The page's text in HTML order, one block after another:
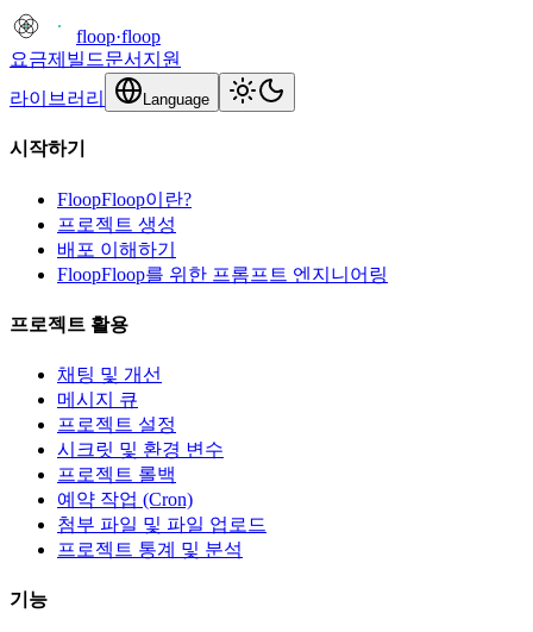
floop·floop
요금제 빌드문서 지원
라이브러리
Language
시작하기
FloopFloop이란?
프로젝트 생성
배포 이해하기
FloopFloop를 위한 프롬프트 엔지니어링
프로젝트 활용
채팅 및 개선
메시지 큐
프로젝트 설정
시크릿 및 환경 변수
프로젝트 롤백
예약 작업 (Cron)
첨부 파일 및 파일 업로드
프로젝트 통계 및 분석
기능